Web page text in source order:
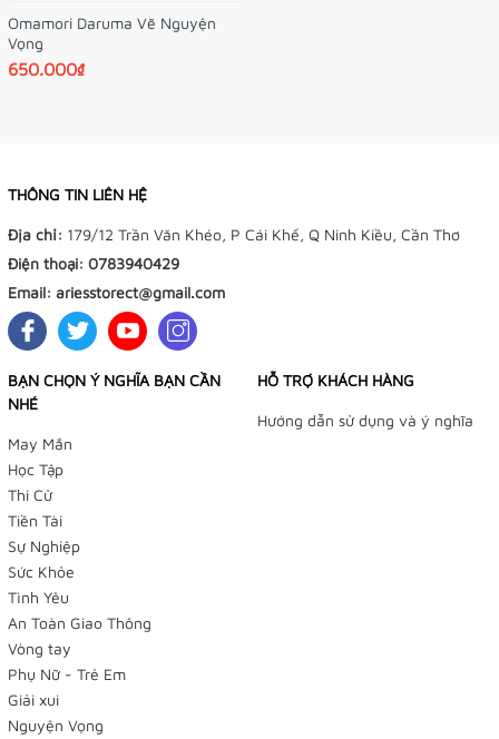
Omamori Daruma Vẽ Nguyện
Vọng
650.000₫
THÔNG TIN LIÊN HỆ
Địa chỉ: 179/12 Trần Văn Khéo, P Cái Khế, Q Ninh Kiều, Cần Thơ
Điện thoại: 0783940429
Email: ariesstorect@gmail.com
BẠN CHỌN Ý NGHĨA BẠN CẦN
NHÉ
May Mắn
Học Tập
Thi Cử
Tiền Tài
Sự Nghiệp
Sức Khỏe
Tình Yêu
An Toàn Giao Thông
Vòng tay
Phụ Nữ - Trẻ Em
Giải xui
Nguyện Vọng
HỖ TRỢ KHÁCH HÀNG
Hướng dẫn sử dụng và ý nghĩa